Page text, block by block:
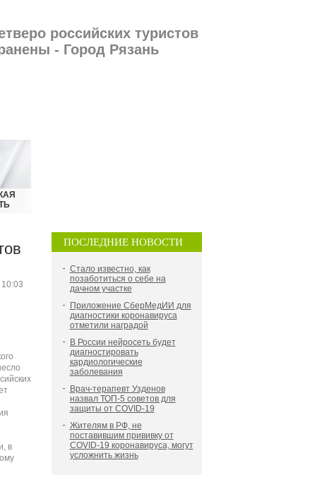
российских туристов
- Город Рязань
ПОСЛЕДНИЕ НОВОСТИ
Стало известно, как
позаботиться о себе на
дачном участке
Приложение СберМедИИ для
диагностики коронавируса
отметили наградой
В России нейросеть будет
диагностировать
кардиологические
заболевания
Врач-терапевт Узденов
назвал ТОП-5 советов для
защиты от COVID-19
Жителям в РФ, не
поставившим прививку от
COVID-19 коронавируса, могут
усложнить жизнь
в